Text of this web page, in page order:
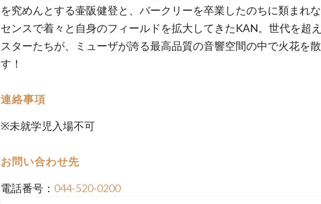
を究めんとする壷阪健登と、バークリーを卒業したのちに類まれ
センスで着々と自身のフィールドを拡大してきたKAN。世代を超
スターたちが、ミューザが誇る最高品質の音響空間の中で火花を
す！
連絡事項
※未就学児入場不可
お問い合わせ先
電話番号： 044-520-0200